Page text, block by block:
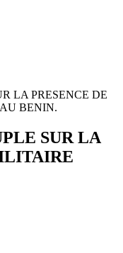
LA PRESENCE DE
BENIN.
SUR LA